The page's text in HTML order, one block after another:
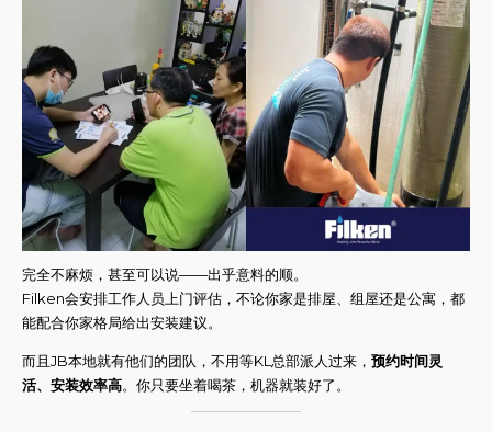
完全不麻烦，甚至可以说——出乎意料的顺。
Filken会安排工作人员上门评估，不论你家是排屋、组屋还是公寓，都
能配合你家格局给出安装建议。
而且JB本地就有他们的团队，不用等KL总部派人过来， 预约时间灵
活、安装效率高。你只要坐着喝茶，机器就装好了。